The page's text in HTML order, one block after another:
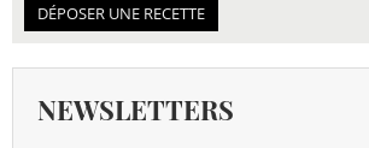
DÉPOSER UNE RECETTE
NEWSLETTERS